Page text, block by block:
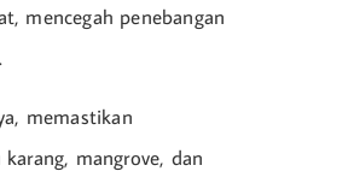
mencegah penebangan
memastikan
mangrove, dan